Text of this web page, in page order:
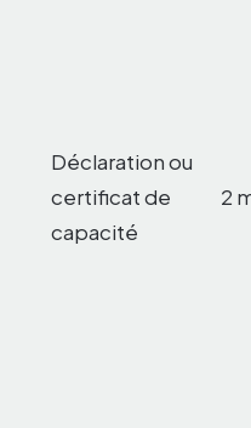
Déclaration ou
certificat de
capacité
2